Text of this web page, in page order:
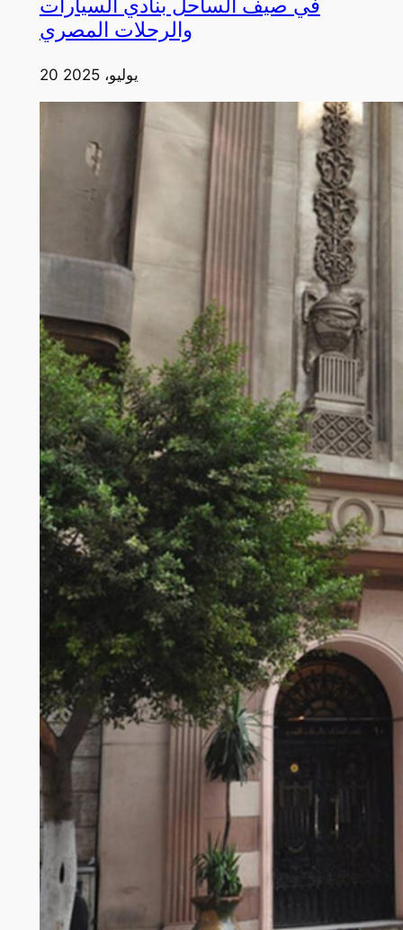
في صيف الساحل بنادي السيارات
والرحلات المصري
20 يوليو، 2025